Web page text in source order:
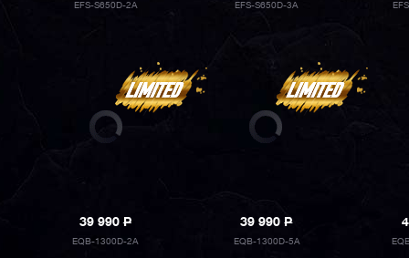
EFS-S650D-2A EFS-S650D-3A
39 990P
EQB-1300D-2A
39 990P
EQB-1300D-5A